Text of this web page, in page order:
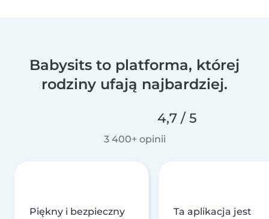
Babysits to platforma, której
rodziny ufają najbardziej.
4,7 / 5
3 400+ opinii
Piękny i bezpieczny
Ta aplikacja jest